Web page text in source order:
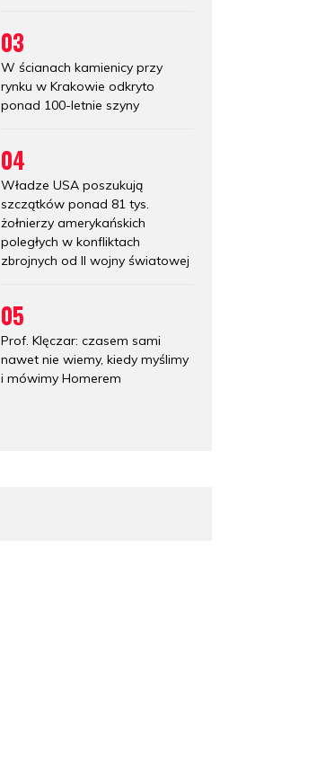
03
W ścianach kamienicy przy
rynku w Krakowie odkryto
ponad 100-letnie szyny
04
Władze USA poszukują
szczątków ponad 81 tys.
żołnierzy amerykańskich
poległych w konfliktach
zbrojnych od II wojny światowej
05
Prof. Klęczar: czasem sami
nawet nie wiemy, kiedy myślimy
i mówimy Homerem